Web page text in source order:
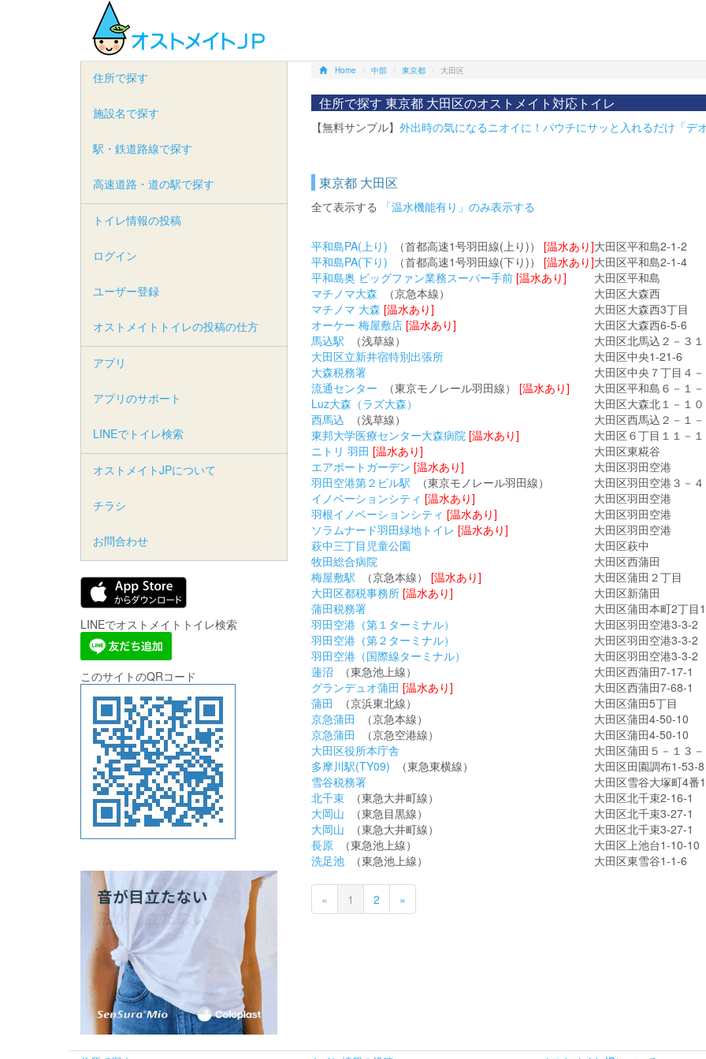
Home 中部 東京都 大田区
住所で探す 東京都 大田区のオストメイト対応トイレ
【無料サンプル】 外出時の気になるニオイに！パウチにサッと入れるだけ「デ
東京都 大田区
全て表示する 「温水機能有り」のみ表示する
平和島PA(上り) （首都高速1号羽田線(上り)） [温水あり]大田区平和島2-1-2
平和島PA(下り) （首都高速1号羽田線(下り)） [温水あり]大田区平和島2-1-4
平和島奥 ビッグファン業務スーパー手前 [温水あり]
大田区平和島
マチノマ大森 （京急本線）
大田区大森西
マチノマ 大森 [温水あり]
大田区大森西3丁目
オーケー 梅屋敷店 [温水あり]
大田区大森西6-5-6
馬込駅 （浅草線）
大田区北馬込２－３１
大田区立新井宿特別出張所
大田区中央1-21-6
大森税務署
大田区中央７丁目４－
流通センター （東京モノレール羽田線） [温水あり]
大田区平和島６－１－
Luz大森（ラズ大森）
大田区大森北１－１０
西馬込 （浅草線）
大田区西馬込２－１－
東邦大学医療センター大森病院 [温水あり]
大田区６丁目１１－１
ニトリ 羽田 [温水あり]
大田区東糀谷
エアポートガーデン [温水あり]
大田区羽田空港
羽田空港第２ビル駅 （東京モノレール羽田線）
大田区羽田空港３－４
イノベーションシティ [温水あり]
大田区羽田空港
羽根イノベーションシティ [温水あり]
大田区羽田空港
ソラムナード羽田緑地トイレ [温水あり]
大田区羽田空港
萩中三丁目児童公園
大田区萩中
牧田総合病院
大田区西蒲田
梅屋敷駅 （京急本線） [温水あり]
大田区蒲田２丁目
大田区都税事務所 [温水あり]
大田区新蒲田
蒲田税務署
大田区蒲田本町2丁目
羽田空港（第１ターミナル）
大田区羽田空港3-3-2
羽田空港（第２ターミナル）
大田区羽田空港3-3-2
羽田空港（国際線ターミナル）
大田区羽田空港3-3-2
蓮沼 （東急池上線）
大田区西蒲田7-17-1
グランデュオ蒲田 [温水あり]
大田区西蒲田7-68-1
蒲田 （京浜東北線）
大田区蒲田5丁目
京急蒲田 （京急本線）
大田区蒲田4-50-10
京急蒲田 （京急空港線）
大田区蒲田4-50-10
大田区役所本庁舎
大田区蒲田５－１３－
多摩川駅(TY09) （東急東横線）
大田区田園調布1-53-8
雪谷税務署
大田区雪谷大塚町4番
北千束（東急大井町線）
大田区北千束2-16-1
大岡山 （東急目黒線）
大田区北千束3-27-1
大岡山 （東急大井町線）
大田区北千束3-27-1
長原（東急池上線）
大田区上池台1-10-10
洗足池（東急池上線） 大田区東雪谷1-1-6
« 1 2 »
住所で探す
施設名で探す
駅・鉄道路線で探す
高速道路・道の駅で探す
トイレ情報の投稿
ログイン
ユーザー登録
オストメイトトイレの投稿の仕方
アプリ
アプリのサポート
LINEでトイレ検索
オストメイトJPについて
チラシ
お問合わせ
LINEでオストメイトトイレ検索
このサイトのQRコード